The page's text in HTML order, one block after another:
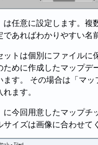
は任意に設定します。
であればわかりやすい名
ットは個別にファイルに
ために作成したマップデ
ます。 その場合は「マ
ます。
に今回用意したマップチ
イズは画像に合わせて